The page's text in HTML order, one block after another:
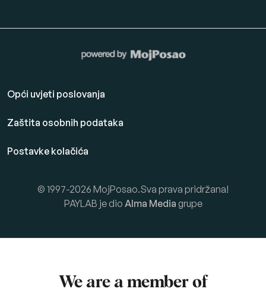
Opći uvjeti poslovanja
Zaštita osobnih podataka
Postavke kolačića
© 1997-2026 MojPosao.Sva prava pridržana!
PAYLAB je dio Alma Media grupe
We are a member of